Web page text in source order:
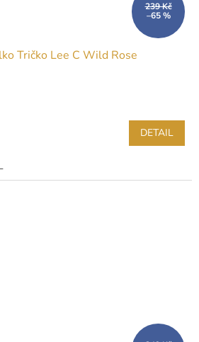
239 Kč
–65 %
Tričko Lee C Wild Rose
DETAIL